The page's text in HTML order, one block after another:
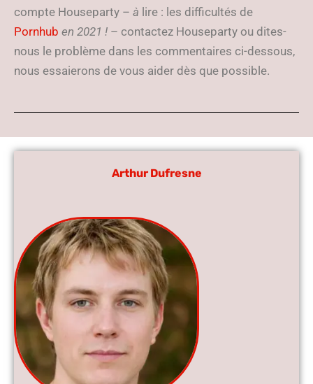
compte Houseparty – à lire : les difficultés de
Pornhub en 2021 ! – contactez Houseparty ou dites-
nous le problème dans les commentaires ci-dessous,
nous essaierons de vous aider dès que possible.
Arthur Dufresne